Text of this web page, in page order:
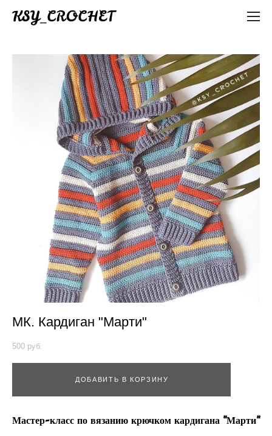
KSY_CROCHET
МК. Кардиган "Марти"
500 pуб.
ДОБАВИТЬ В КОРЗИНУ
Мастер-класс по вязанию крючком кардигана "Марти"